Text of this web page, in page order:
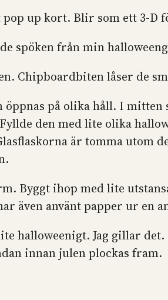
up kort. Blir som ett 3-D
spöken från min
Chipboardbiten låser de
på olika håll. I
den med lite olika
är tomma
Byggt ihop med lite
även använt papper ur en
halloweenigt. Jag gillar
innan julen plockas fram.